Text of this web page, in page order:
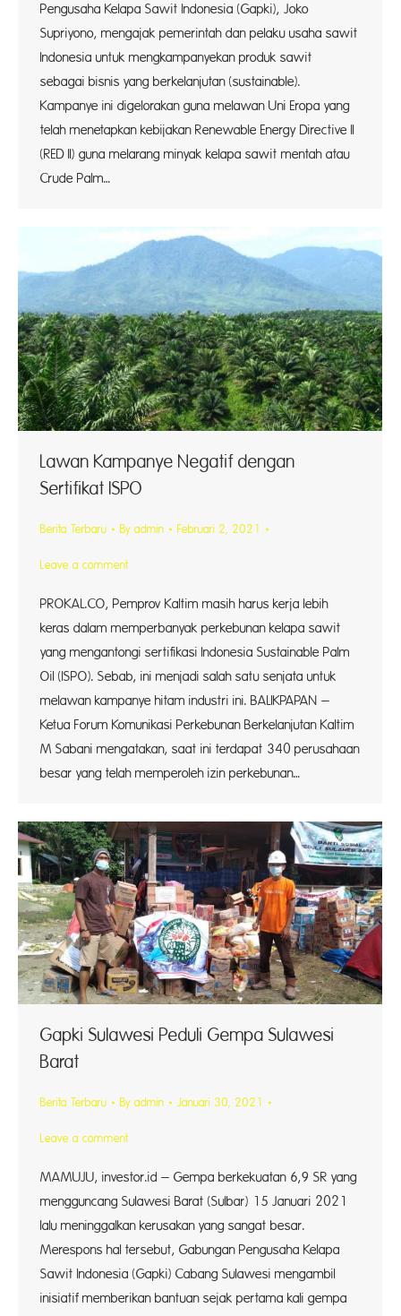
Pengusaha Kelapa Sawit Indonesia (Gapki), Joko
Supriyono, mengajak pemerintah dan pelaku usaha sawit
Indonesia untuk mengkampanyekan produk sawit
sebagai bisnis yang berkelanjutan (sustainable).
Kampanye ini digelorakan guna melawan Uni Eropa yang
telah menetapkan kebijakan Renewable Energy Directive II
(RED lI) guna melarang minyak kelapa sawit mentah atau
Crude Palm…
Lawan Kampanye Negatif dengan
Sertifikat ISPO
Berita Terbaru By admin Februari 2, 2021
Leave a comment
PROKAL.CO, Pemprov Kaltim masih harus kerja lebih
keras dalam memperbanyak perkebunan kelapa sawit
yang mengantongi sertifikasi Indonesia Sustainable Palm
Oil (ISPO). Sebab, ini menjadi salah satu senjata untuk
melawan kampanye hitam industri ini. BALIKPAPAN –
Ketua Forum Komunikasi Perkebunan Berkelanjutan Kaltim
M Sabani mengatakan, saat ini terdapat 340 perusahaan
besar yang telah memperoleh izin perkebunan…
Gapki Sulawesi Peduli Gempa Sulawesi
Barat
Berita Terbaru By admin Januari 30, 2021
Leave a comment
MAMUJU, investor.id – Gempa berkekuatan 6,9 SR yang
mengguncang Sulawesi Barat (Sulbar) 15 Januari 2021
lalu meninggalkan kerusakan yang sangat besar.
Merespons hal tersebut, Gabungan Pengusaha Kelapa
Sawit Indonesia (Gapki) Cabang Sulawesi mengambil
inisiatif memberikan bantuan sejak pertama kali gempa